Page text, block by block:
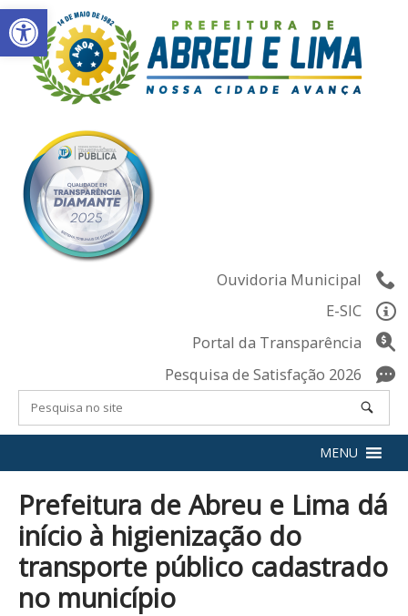
Abrir a barra de ferramentas
Skip
to
content
Ouvidoria Municipal
E-SIC
Portal da Transparência
Pesquisa de Satisfação 2026
MENU
Prefeitura de Abreu e Lima dá
início à higienização do
transporte público cadastrado
no município